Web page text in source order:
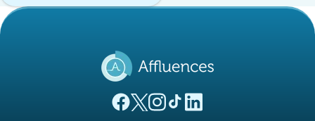
(nouvel onglet)
(nouvel onglet)
(nouvel onglet)
(nouvel onglet)